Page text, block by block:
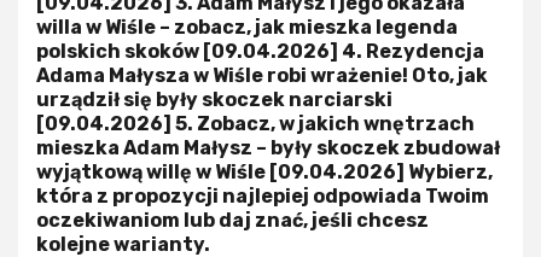
willa w Wiśle – zobacz, jak mieszka legenda
polskich skoków [09.04.2026] 4. Rezydencja
Adama Małysza w Wiśle robi wrażenie! Oto, jak
urządził się były skoczek narciarski
[09.04.2026] 5. Zobacz, w jakich wnętrzach
mieszka Adam Małysz – były skoczek zbudował
wyjątkową willę w Wiśle [09.04.2026] Wybierz,
która z propozycji najlepiej odpowiada Twoim
oczekiwaniom lub daj znać, jeśli chcesz
kolejne warianty.